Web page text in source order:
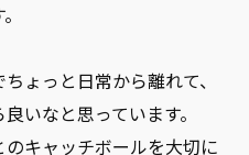
ょっと日常から離れて、
いなと思っています。
キャッチボールを大切に